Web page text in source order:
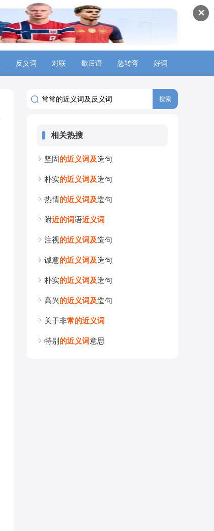
✕
反义词 对联 歇后语 急转弯 好词
相关热搜
坚固的近义词及造句
朴实的近义词及造句
热情的近义词及造句
附近的词语近义词
注视的近义词及造句
诚意的近义词及造句
朴实的近义词及造句
高兴的近义词及造句
关于非常的近义词
特别 的近义词意思